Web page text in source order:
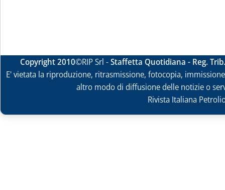
Copyright 2010©RIP Srl -Staffetta Quotidiana - Reg.
E' vietata la riproduzione, ritrasmissione, fotocopia,
altro modo di diffusione delle notizie o
Rivista Italiana